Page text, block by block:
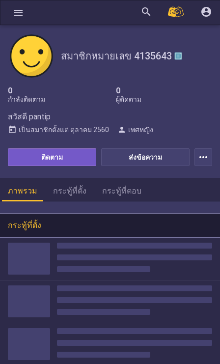
menu search account_circle
สมาชิกหมายเลข 4135643
0
กำลังติดตาม
0
ผู้ติดตาม
ส่งข้อความ
ติดตาม
สวัสดี pantip
today เป็นสมาชิกตั้งแต่ ตุลาคม 2560 person เพศหญิง
more_horiz
ภาพรวม กระทู้ที่ตั้ง กระทู้ที่ตอบ
กระทู้ที่ตั้ง